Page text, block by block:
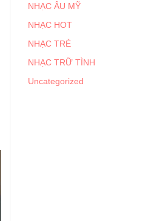
NHẠC ÂU MỸ
NHẠC HOT
NHẠC TRẺ
NHẠC TRỮ TÌNH
Uncategorized